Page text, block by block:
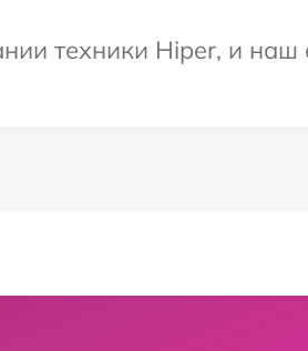
техники Hiper, и наш